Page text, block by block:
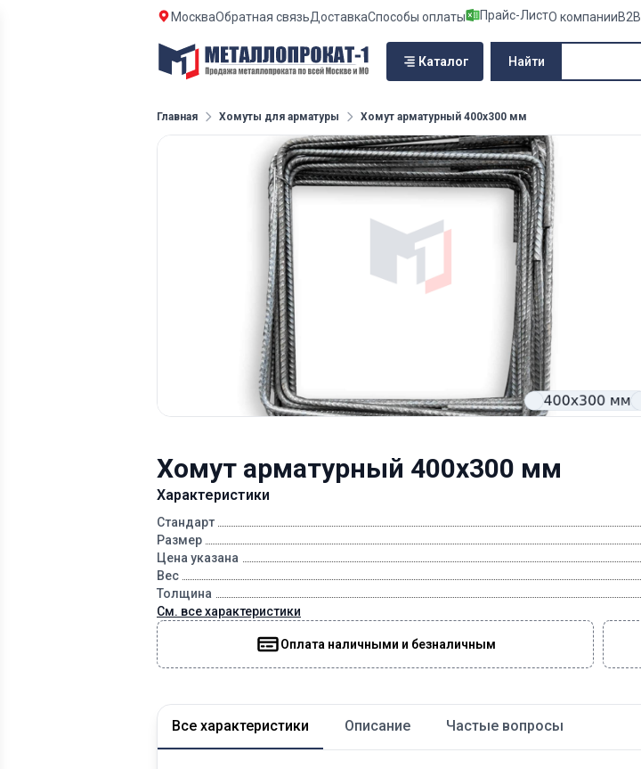
МоскваОбратная связьДоставкаСпособы оплаты Прайс-ЛистО компанииB2B
Каталог Найти
Главная Хомуты для арматуры Хомут арматурный 400х300 мм
Хомут арматурный 400х300 мм
Характеристики
Стандарт
Размер
Цена указана
Вес
Толщина
См. все характеристики
Оплата наличными и безналичным
Все характеристики Описание Частые вопросы